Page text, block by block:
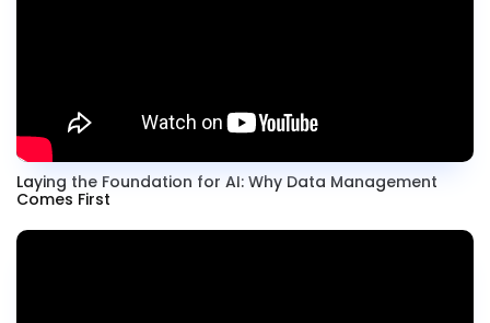
Laying the Foundation for AI: Why Data Management
Comes First